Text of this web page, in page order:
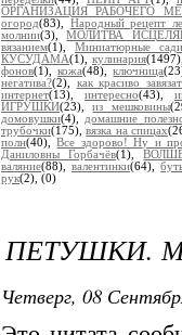
ОРГАНИЗАЦИЯ РАБОЧЕГО
огород(83), Народный рецепт
молнии(3),МОЛИТВА
вязанием(1), Миниатюрные
КУСУДАМА(1), кулинария
фонов(1),кожа(48),ключница
негатива?(2), как красиво
интернет(13), интересно(43),
ИГРУШКИ(23),из мешковины
домовушки(4), домашние
трубочки(175),вязка на спицах
полн(40),Все здорово! Ну и
Даниловны Горбачёв(1),
валяние(88),валентинки(64),
рук(2), (0)
ПЕТУШКИ.
Четверг, 08